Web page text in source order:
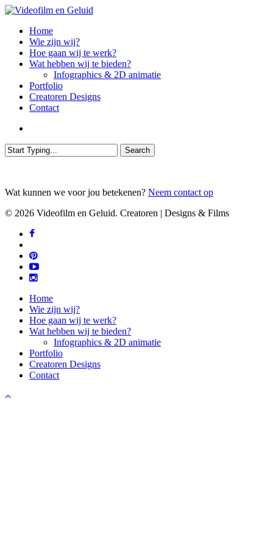
Skip
main
content
search
Menu
Home
Wie zijn wij?
Hoe gaan wij te werk?
Wat hebben wij te bieden?
Infographics & 2D animatie
Portfolio
Creatoren Designs
Contact
Search
Wat kunnen we voor jou betekenen? Neem contact op
© 2026 Videofilm en Geluid. Creatoren | Designs & Films
facebook
pinterest
youtube
instagram
Close
Menu
Home
Wie zijn wij?
Hoe gaan wij te werk?
Wat hebben wij te bieden?
Infographics & 2D animatie
Portfolio
Creatoren Designs
Contact